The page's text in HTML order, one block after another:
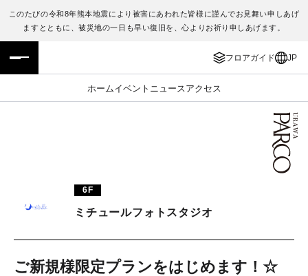
このたびの令和8年熊本地震により被害にあわれた皆様に謹んでお見舞い申しあげ
ますとともに、被災地の一日も早い復旧を、心よりお祈り申しあげます。
フロアガイド JP
ホームイベント ニュース アクセス
フロアガイド
施設案内・アクセス
TAX FREE
ENGLISH
繁体字
日本語
6F
ミチュールフォトスタジオ
ご新規様限定プランをはじめます！☆